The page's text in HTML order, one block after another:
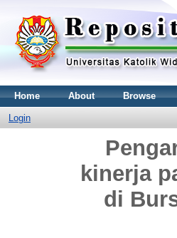
Home About Browse
Login
kinerja
di